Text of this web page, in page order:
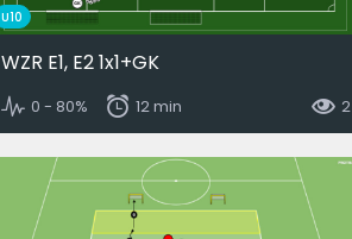
U10
WZR E1, E2 1x1+GK
0 - 80% 12 min 2